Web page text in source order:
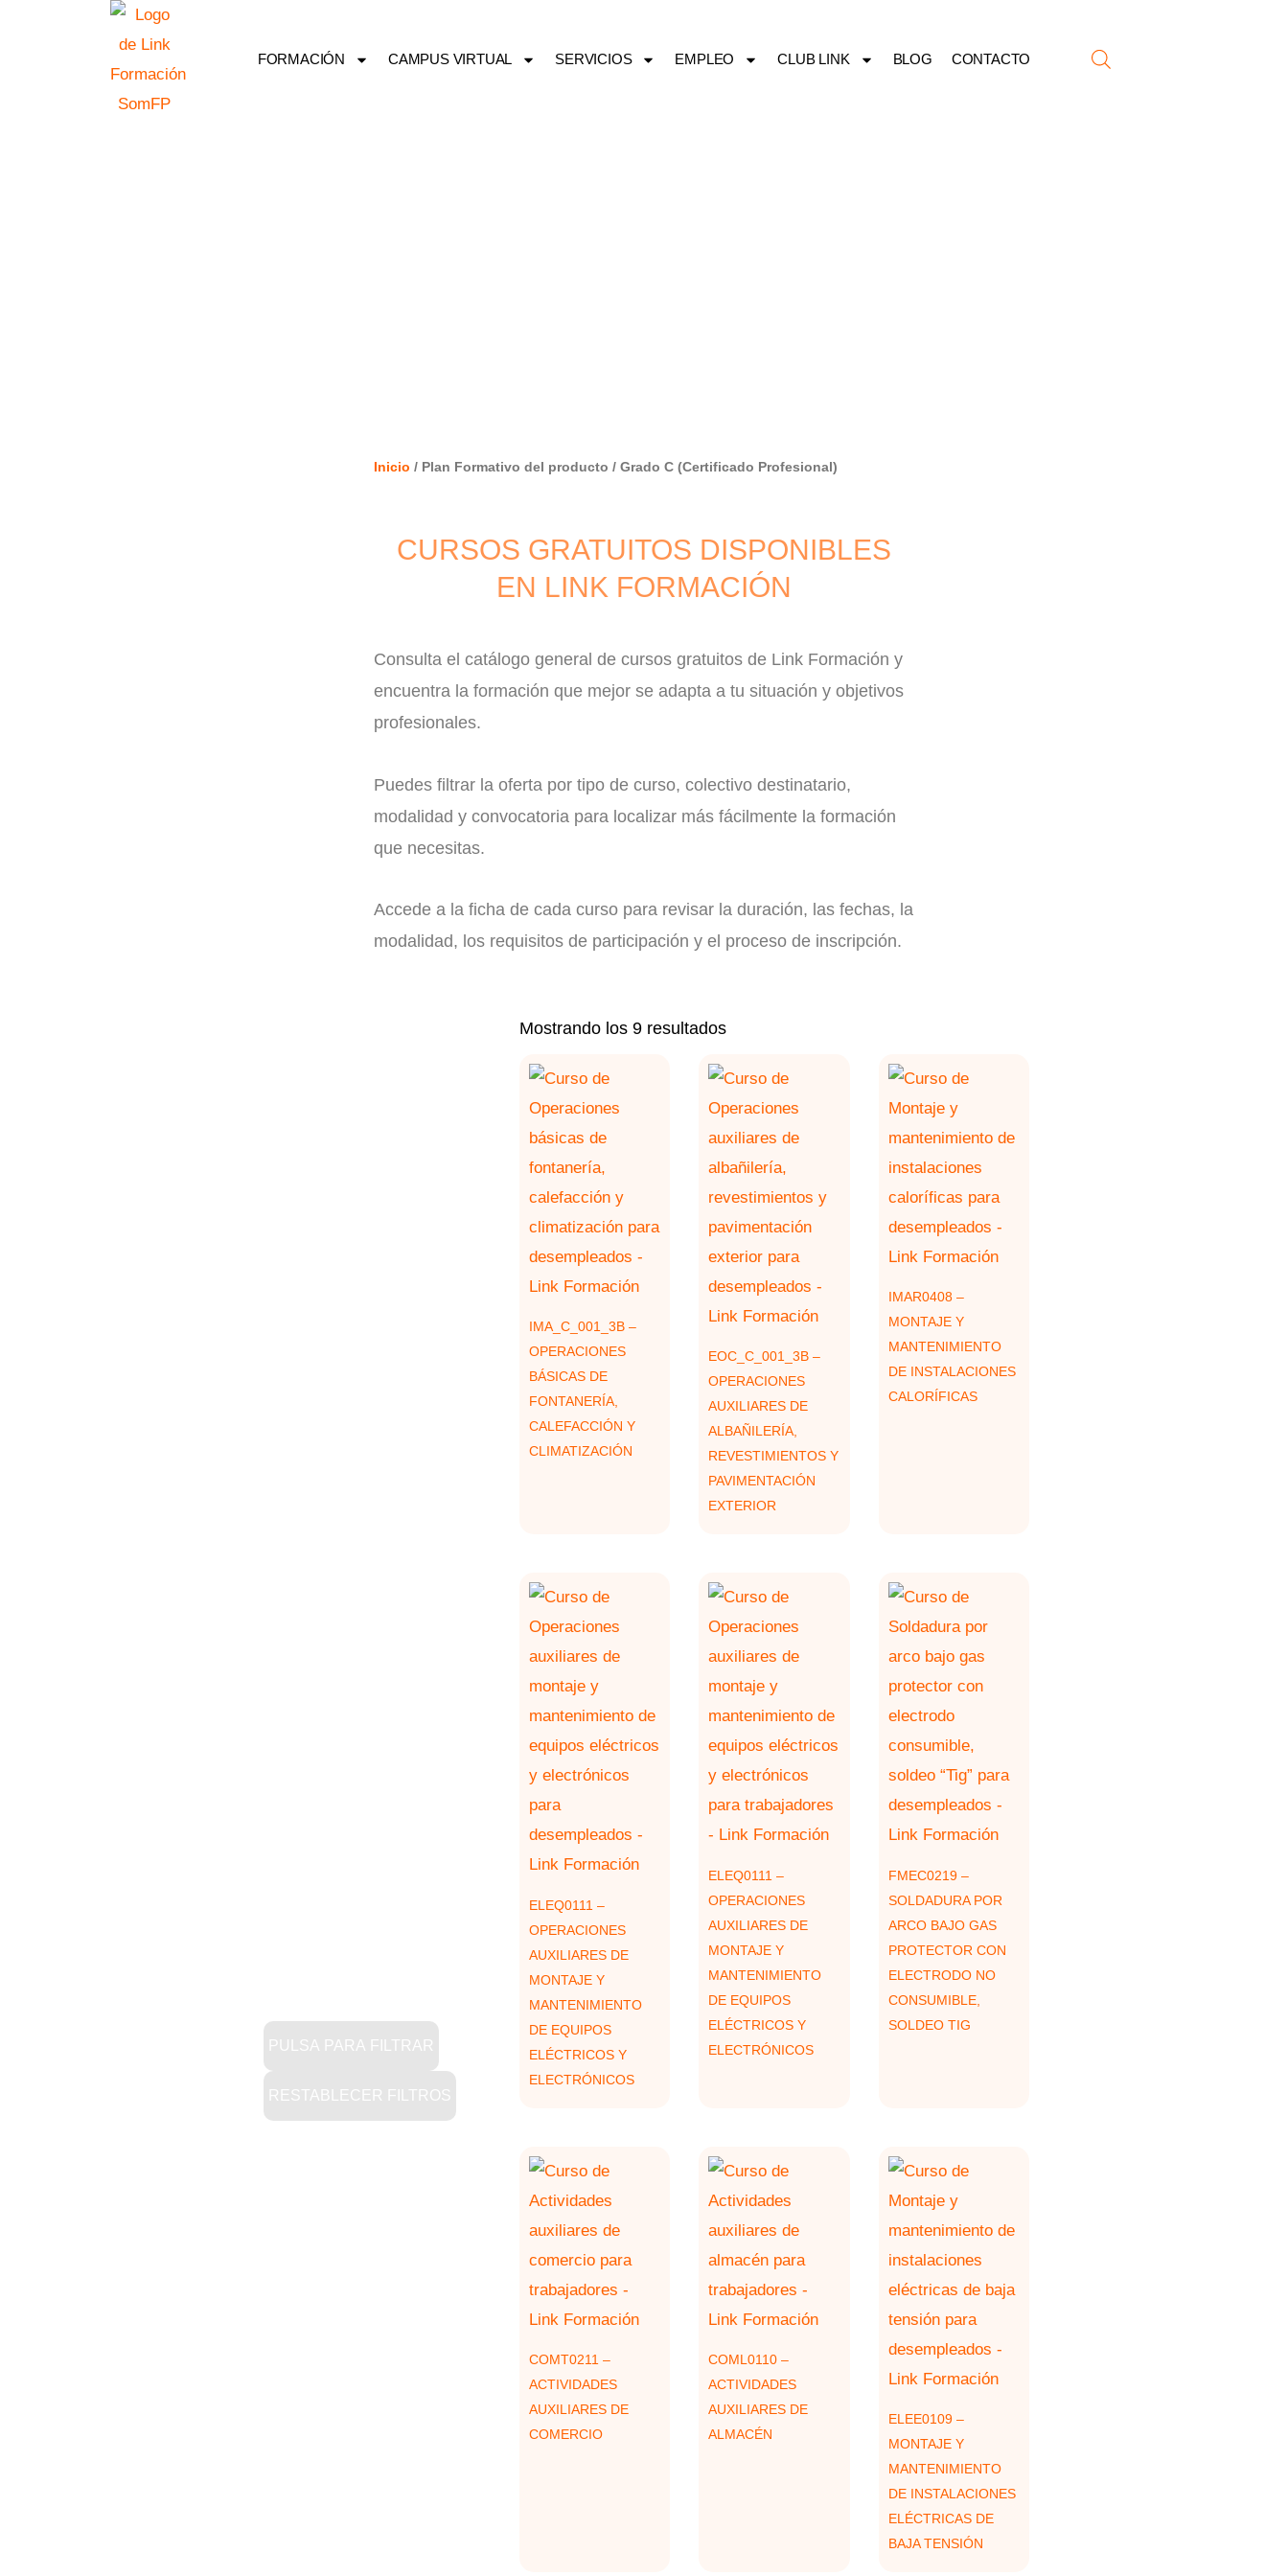
FORMACIÓN CAMPUS VIRTUAL SERVICIOS EMPLEO CLUB LINK BLOG CONTACTO
Inicio / Plan Formativo del producto / Grado C (Certificado Profesional)
CURSOS GRATUITOS DISPONIBLES
EN LINK FORMACIÓN
Consulta el catálogo general de cursos gratuitos de Link Formación y
encuentra la formación que mejor se adapta a tu situación y objetivos
profesionales.
Puedes filtrar la oferta por tipo de curso, colectivo destinatario,
modalidad y convocatoria para localizar más fácilmente la formación
que necesitas.
Accede a la ficha de cada curso para revisar la duración, las fechas, la
modalidad, los requisitos de participación y el proceso de inscripción.
PULSA PARA FILTRAR
RESTABLECER FILTROS
Mostrando los 9 resultadosOrdenado
últimos
IMA_C_001_3B –
OPERACIONES
BÁSICAS DE
FONTANERÍA,
CALEFACCIÓN Y
CLIMATIZACIÓN
EOC_C_001_3B –
OPERACIONES
AUXILIARES DE
ALBAÑILERÍA,
REVESTIMIENTOS Y
PAVIMENTACIÓN
EXTERIOR
IMAR0408 –
MONTAJE Y
MANTENIMIENTO
DE INSTALACIONES
CALORÍFICAS
ELEQ0111 –
OPERACIONES
AUXILIARES DE
MONTAJE Y
MANTENIMIENTO
DE EQUIPOS
ELÉCTRICOS Y
ELECTRÓNICOS
ELEQ0111 –
OPERACIONES
AUXILIARES DE
MONTAJE Y
MANTENIMIENTO
DE EQUIPOS
ELÉCTRICOS Y
ELECTRÓNICOS
FMEC0219 –
SOLDADURA POR
ARCO BAJO GAS
PROTECTOR CON
ELECTRODO NO
CONSUMIBLE,
SOLDEO TIG
COMT0211 –
ACTIVIDADES
AUXILIARES DE
COMERCIO
COML0110 –
ACTIVIDADES
AUXILIARES DE
ALMACÉN
ELEE0109 –
MONTAJE Y
MANTENIMIENTO
DE INSTALACIONES
ELÉCTRICAS DE
BAJA TENSIÓN